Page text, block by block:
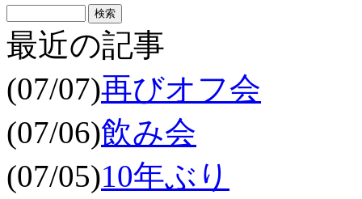
最近の記事
(07/07)再びオフ会
(07/06)飲み会
(07/05)10年ぶり